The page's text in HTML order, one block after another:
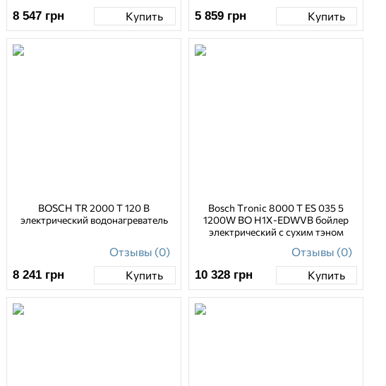
8 547 грн Купить
5 859 грн Купить
BOSCH TR 2000 T 120 B
электрический водонагреватель
Отзывы (0)
8 241 грн Купить
Bosch Tronic 8000 T ES 035 5
1200W BO H1X-EDWVB бойлер
электрический с сухим тэном
Отзывы (0)
10 328 грн Купить